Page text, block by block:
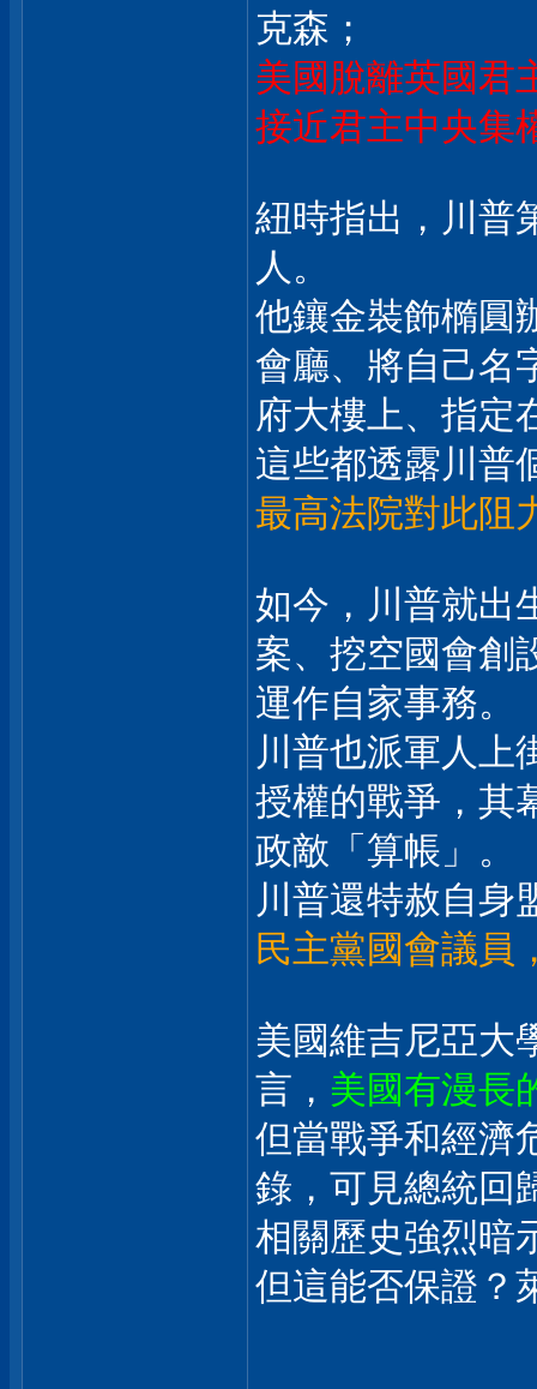
克森；
美國脫離英國君
接近君主中央集
紐時指出，川普
人。
他鑲金裝飾橢圓
會廳、將自己名
府大樓上、指定
這些都透露川普
最高法院對此阻
如今，川普就出
案、挖空國會創
運作自家事務。
川普也派軍人上
授權的戰爭，其
政敵「算帳」。
川普還特赦自身
民主黨國會議員
美國維吉尼亞大
言， 美國有漫長
但當戰爭和經濟
錄，可見總統回
相關歷史強烈暗
但這能否保證？